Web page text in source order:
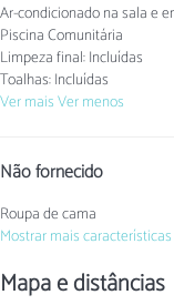
Ar-condicionado na sala e
Piscina Comunitária
Limpeza final: Incluídas
Toalhas: Incluídas
Ver maisVer menos
Não fornecido
Roupa de cama
Mostrar mais características
Mapa e distâncias